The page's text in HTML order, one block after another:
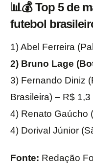
📊💰 Top 5 de
futebol
1) Abel Ferreira
2) Bruno Lage
3) Fernando Diniz
Brasileira) – R$ 1,3
4) Renato Gaúcho
4) Dorival Júnior
Fonte: Redação